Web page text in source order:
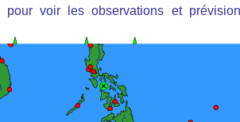
pour voir les observations et